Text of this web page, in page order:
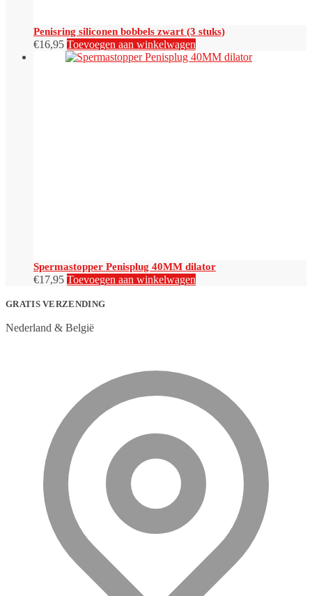
Penisring siliconen bobbels zwart (3 stuks)
€16,95 Toevoegen aan winkelwagen
Spermastopper Penisplug 40MM dilator
€17,95 Toevoegen aan winkelwagen
GRATIS VERZENDING
Nederland & België